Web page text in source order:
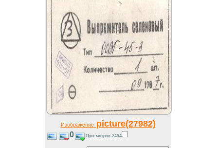
Изображениеpicture(27982)
0 Просмотров 2494